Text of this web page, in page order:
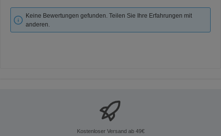
Keine Bewertungen gefunden. Teilen Sie Ihre Erfahrungen mit
anderen.
Kostenloser Versand ab 49€